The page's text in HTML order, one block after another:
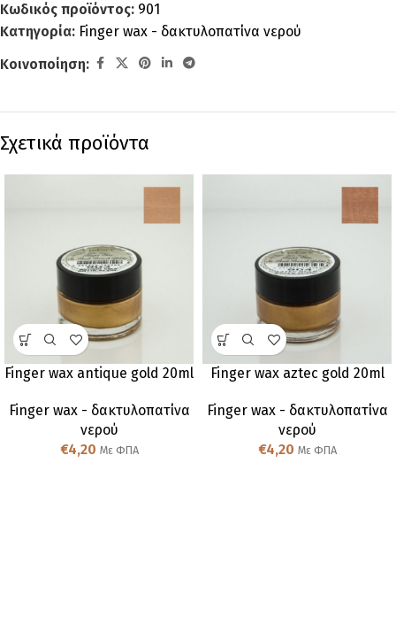
Κωδικός προϊόντος: 901
Κατηγορία: Finger wax - δακτυλοπατίνα νερού
Κοινοποίηση:
Σχετικά προϊόντα
Finger wax antique gold 20ml
Finger wax - δακτυλοπατίνα
νερού
€4,20 Με ΦΠΑ
Finger wax aztec gold 20ml
Finger wax - δακτυλοπατίνα
νερού
€4,20 Με ΦΠΑ